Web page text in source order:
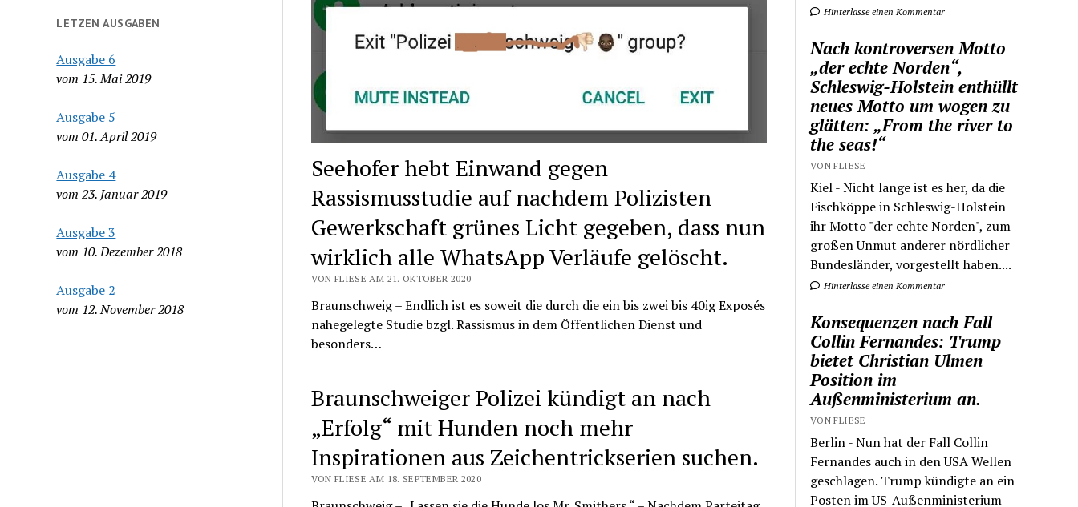
LETZEN AUSGABEN
Ausgabe 6
vom 15. Mai 2019
Ausgabe 5
vom 01. April 2019
Ausgabe 4
vom 23. Januar 2019
Ausgabe 3
vom 10. Dezember 2018
Ausgabe 2
vom 12. November 2018
Seehofer hebt Einwand gegen
Rassismusstudie auf nachdem Polizisten
Gewerkschaft grünes Licht gegeben, dass nun
wirklich alle WhatsApp Verläufe gelöscht.
VON FLIESE AM 21. OKTOBER 2020
Braunschweig – Endlich ist es soweit die durch die ein bis zwei bis 40ig Exposés
nahegelegte Studie bzgl. Rassismus in dem Öffentlichen Dienst und
besonders…
Braunschweiger Polizei kündigt an nach
„Erfolg“ mit Hunden noch mehr
Inspirationen aus Zeichentrickserien suchen.
VON FLIESE AM 18. SEPTEMBER 2020
Hinterlasse einen Kommentar
Nach kontroversen Motto
„der echte Norden“,
Schleswig-Holstein enthüllt
neues Motto um wogen zu
glätten: „From the river to
the seas!“
VON FLIESE
Kiel - Nicht lange ist es her, da die
Fischköppe in Schleswig-Holstein
ihr Motto "der echte Norden", zum
großen Unmut anderer nördlicher
Bundesländer, vorgestellt haben....
Hinterlasse einen Kommentar
Konsequenzen nach Fall
Collin Fernandes: Trump
bietet Christian Ulmen
Position im
Außenministerium an.
VON FLIESE
Berlin - Nun hat der Fall Collin
Fernandes auch in den USA Wellen
geschlagen. Trump kündigte an ein
Posten im US-Außenministerium